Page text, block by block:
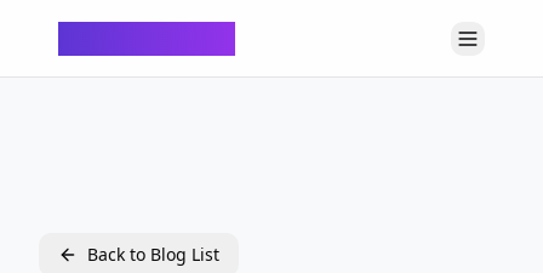
Back to Blog List